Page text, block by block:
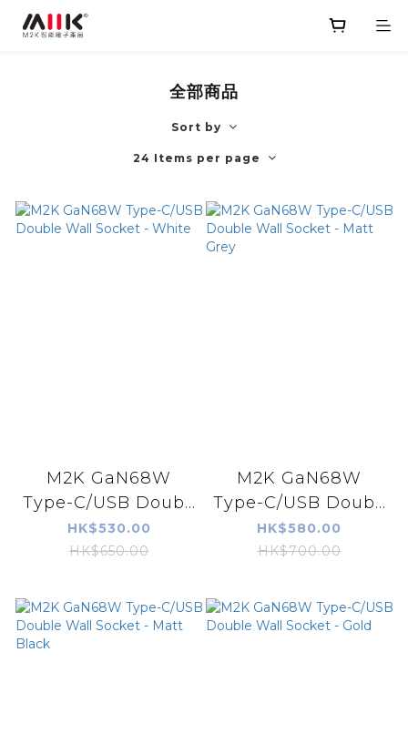
全部商品
Sort by
24 Items per page
M2K GaN68W
Type-C/USB Doub...
HK$530.00
HK$650.00
M2K GaN68W
Type-C/USB Doub...
HK$580.00
HK$700.00